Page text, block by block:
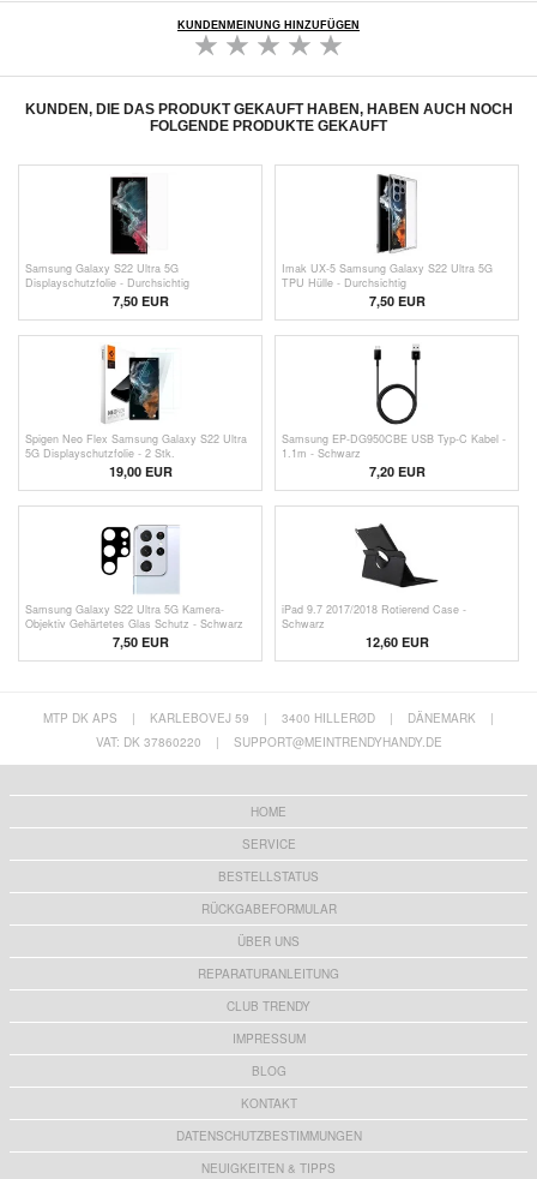
KUNDENMEINUNG HINZUFÜGEN
KUNDEN, DIE DAS PRODUKT GEKAUFT HABEN, HABEN AUCH NOCH
FOLGENDE PRODUKTE GEKAUFT
Samsung Galaxy S22 Ultra 5G
Displayschutzfolie - Durchsichtig
7,50 EUR
Imak UX-5 Samsung Galaxy S22 Ultra 5G
TPU Hülle - Durchsichtig
7,50 EUR
Spigen Neo Flex Samsung Galaxy S22 Ultra
5G Displayschutzfolie - 2 Stk.
19,00 EUR
Samsung EP-DG950CBE USB Typ-C Kabel -
1.1m - Schwarz
7,20 EUR
Samsung Galaxy S22 Ultra 5G Kamera-
Objektiv Gehärtetes Glas Schutz - Schwarz
7,50 EUR
iPad 9.7 2017/2018 Rotierend Case -
Schwarz
12,60 EUR
MTP DK APS | KARLEBOVEJ 59 | 3400 HILLERØD | DÄNEMARK
|
VAT: DK 37860220
| SUPPORT@MEINTRENDYHANDY.DE
HOME
SERVICE
BESTELLSTATUS
RÜCKGABEFORMULAR
ÜBER UNS
REPARATURANLEITUNG
CLUB TRENDY
IMPRESSUM
BLOG
KONTAKT
DATENSCHUTZBESTIMMUNGEN
NEUIGKEITEN & TIPPS